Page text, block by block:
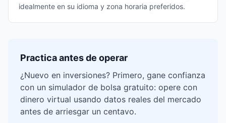
idealmente en su idioma y zona horaria preferidos.
Practica antes de operar
¿Nuevo en inversiones? Primero, gane confianza
con un simulador de bolsa gratuito: opere con
dinero virtual usando datos reales del mercado
antes de arriesgar un centavo.